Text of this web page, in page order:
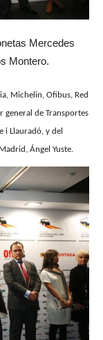
Mercedes
Montero.
Michelin, Ofibus, Red
general de Transportes
i Llauradó, y del
Ángel Yuste.